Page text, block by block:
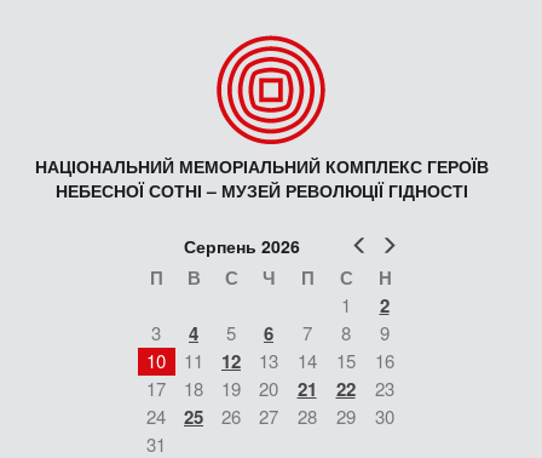
НАЦІОНАЛЬНИЙ МЕМОРІАЛЬНИЙ КОМПЛЕКС ГЕРОЇВ
НЕБЕСНОЇ СОТНІ – МУЗЕЙ РЕВОЛЮЦІЇ ГІДНОСТІ
Попер
Серпень 2026
П В С Ч П С Н
1 2
3 4 5 6 7 8
9
10
11 12 13 14 15
16
17
18 19 20 21 22
23
24
25 26 27 28 29
30
31